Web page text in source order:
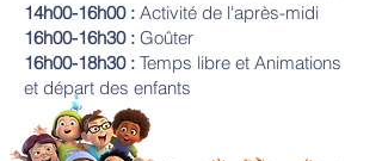
14h00-16h00 : Activité de l'après-midi
16h00-16h30 : Goûter
16h00-18h30 : Temps libre et Animations
et départ des enfants